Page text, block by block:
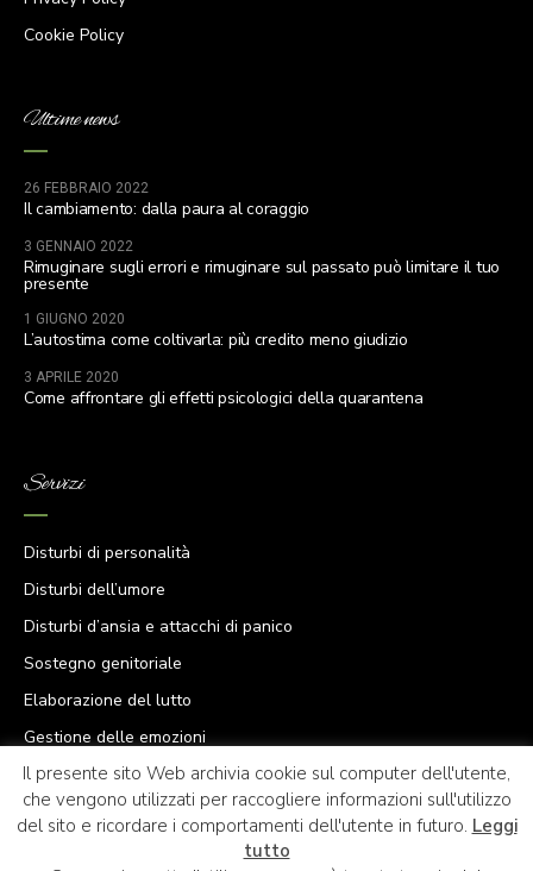
Cookie Policy
Ultime news
26 FEBBRAIO 2022
Il cambiamento: dalla paura al coraggio
3 GENNAIO 2022
Rimuginare sugli errori e rimuginare sul passato può limitare il tuo
presente
1 GIUGNO 2020
L’autostima come coltivarla: più credito meno giudizio
3 APRILE 2020
Come affrontare gli effetti psicologici della quarantena
Servizi
Disturbi di personalità
Disturbi dell’umore
Disturbi d’ansia e attacchi di panico
Sostegno genitoriale
Elaborazione del lutto
Gestione delle emozioni
Crisi esistenziale
Mancanza di autostima
Il presente sito Web archivia cookie sul computer dell'utente,
che vengono utilizzati per raccogliere informazioni sull'utilizzo
del sito e ricordare i comportamenti dell'utente in futuro. Leggi
tutto